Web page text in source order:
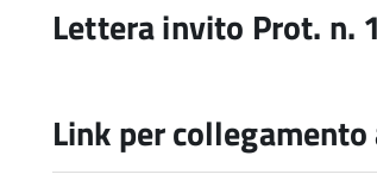
Lettera invito Prot.
Link per collegamento